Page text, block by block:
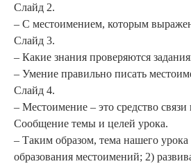
Слайд 2.
– С местоимением, которым
Слайд 3.
– Какие знания проверяются
– Умение правильно писать
Слайд 4.
– Местоимение – это средство
Сообщение темы и целей урока.
– Таким образом, тема нашего
образования местоимений; 2)